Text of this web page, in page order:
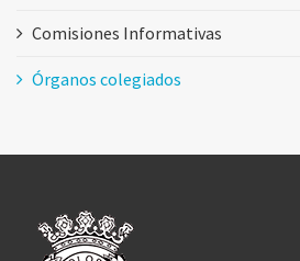
Comisiones Informativas
Órganos colegiados